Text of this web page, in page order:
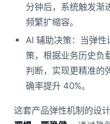
分钟后，系统触发渐
频繁扩缩容。
AI 辅助决策：当弹
策，根据业务历史负
判断，实现更精准的
确率提升 40%。
这套产品弹性机制的设计